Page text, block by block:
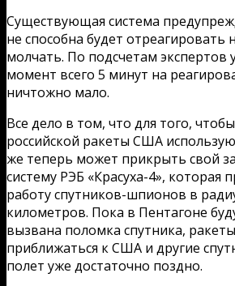
Существующая система
не способна будет отреагировать
молчать. По подсчетам
момент всего 5 минут на
ничтожно мало.
Все дело в том, что для того,
российской ракеты США
же теперь может прикрыть свой
систему РЭБ «Красуха-4», которая
работу спутников-шпионов в
километров. Пока в Пентагоне
вызвана поломка спутника,
приближаться к США и другие
полет уже достаточно поздно.